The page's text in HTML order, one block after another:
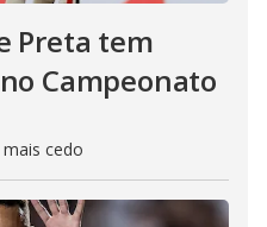
Preta tem
Campeonato
cedo